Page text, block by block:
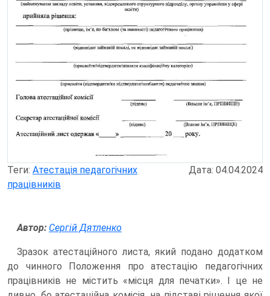
Теги: Атестація педагогічних
працівників
Дата: 04.04.2024
Автор: Сергій Дятленко
Зразок атестаційного листа, який подано додатком
до чинного Положення про атестацію педагогічних
працівників не містить «місця для печатки». І це не